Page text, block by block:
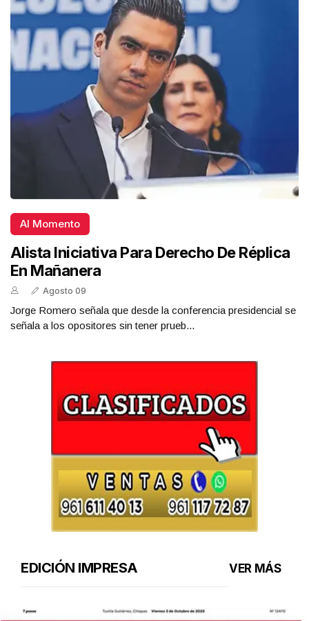
Al Momento
Alista Iniciativa Para Derecho De Réplica
En Mañanera
Agosto 09
Jorge Romero señala que desde la conferencia presidencial se
señala a los opositores sin tener prueb...
EDICIÓN IMPRESA VER MÁS